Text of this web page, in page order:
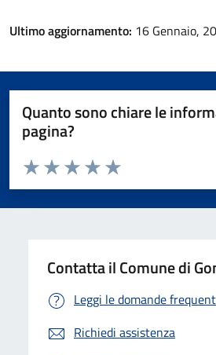
Ultimo aggiornamento: 16 Gennaio,
Quanto sono chiare le
pagina?
Valuta da 1 a 5 stelle la pagina
Valuta 5 stelle su 5
Valuta 4 stelle su 5
Valuta 3 stelle su 5
Valuta 2 stelle su 5
Valuta 1 stelle su 5
Contatta il Comune di
Leggi le domande
Richiedi assistenza